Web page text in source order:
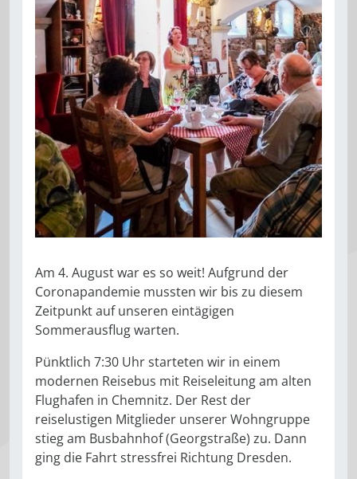
Am 4. August war es so weit! Aufgrund der
Coronapandemie mussten wir bis zu diesem
Zeitpunkt auf unseren eintägigen
Sommerausflug warten.
Pünktlich 7:30 Uhr starteten wir in einem
modernen Reisebus mit Reiseleitung am alten
Flughafen in Chemnitz. Der Rest der
reiselustigen Mitglieder unserer Wohngruppe
stieg am Busbahnhof (Georgstraße) zu. Dann
ging die Fahrt stressfrei Richtung Dresden.